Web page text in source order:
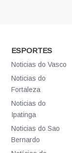
ESPORTES
Noticias do Vasco
Noticias do
Fortaleza
Noticias do
Ipatinga
Noticias do Sao
Bernardo